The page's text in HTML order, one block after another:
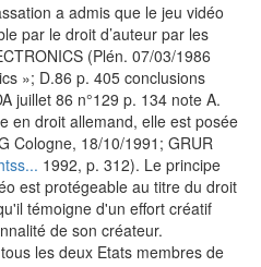
a admis que le jeu vidéo
par le droit d’auteur par les
(Plén. 07/03/1986
»; D.86 p. 405 conclusions
juillet 86 n°129 p. 134 note A.
en droit allemand, elle est posée
Cologne, 18/10/1991; GRUR
1992, p. 312). Le principe
est protégeable au titre du droit
témoigne d'un effort créatif
de son créateur.
les deux Etats membres de